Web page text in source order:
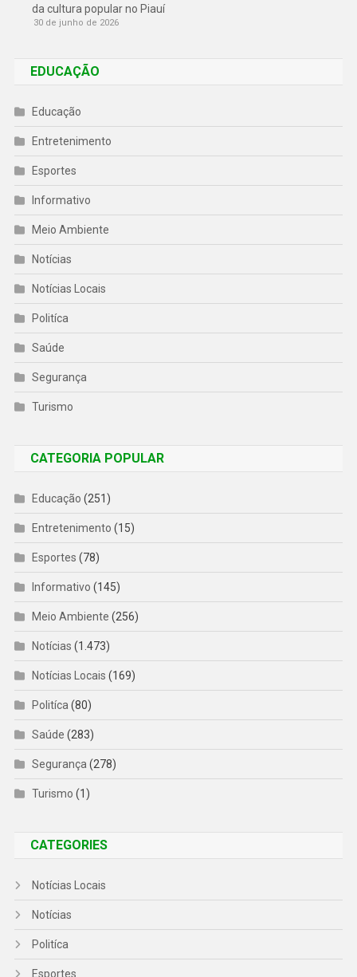
da cultura popular no Piauí
30 de junho de 2026
EDUCAÇÃO
Educação
Entretenimento
Esportes
Informativo
Meio Ambiente
Notícias
Notícias Locais
Politíca
Saúde
Segurança
Turismo
CATEGORIA POPULAR
Educação (251)
Entretenimento (15)
Esportes (78)
Informativo (145)
Meio Ambiente (256)
Notícias (1.473)
Notícias Locais (169)
Politíca (80)
Saúde (283)
Segurança (278)
Turismo (1)
CATEGORIES
Notícias Locais
Notícias
Politíca
Esportes